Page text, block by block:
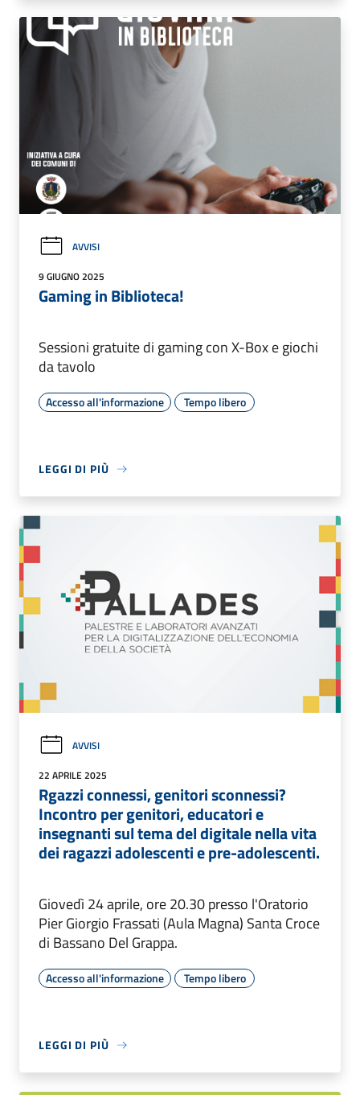
AVVISI
9 GIUGNO 2025
Gaming in Biblioteca!
Sessioni gratuite di gaming con X-Box e giochi
da tavolo
Accesso all'informazione Tempo libero
LEGGI DI PIÙ
AVVISI
22 APRILE 2025
Rgazzi connessi, genitori sconnessi?
Incontro per genitori, educatori e
insegnanti sul tema del digitale nella vita
dei ragazzi adolescenti e pre-adolescenti.
Giovedì 24 aprile, ore 20.30 presso l'Oratorio
Pier Giorgio Frassati (Aula Magna) Santa Croce
di Bassano Del Grappa.
Accesso all'informazione Tempo libero
LEGGI DI PIÙ